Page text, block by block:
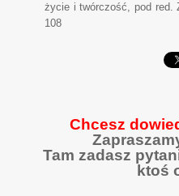
życie i twórczość, pod red.
108
Chcesz
Tam zadasz
ktoś